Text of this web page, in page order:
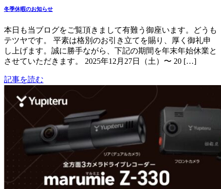
冬季休暇のお知らせ
本日も当ブログをご覧頂きまして有難う御座います。どうも
テツヤです。 平素は格別のお引き立てを賜り、厚く御礼申
し上げます。誠に勝手ながら、下記の期間を年末年始休業と
させていただきます。 2025年12月27日（土）〜 20 […]
記事を読む